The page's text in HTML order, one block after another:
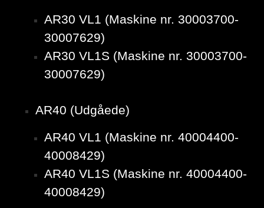
AR30 VL1 (Maskine nr. 30003700-
30007629)
AR30 VL1S (Maskine nr. 30003700-
30007629)
AR40 (Udgåede)
AR40 VL1 (Maskine nr. 40004400-
40008429)
AR40 VL1S (Maskine nr. 40004400-
40008429)